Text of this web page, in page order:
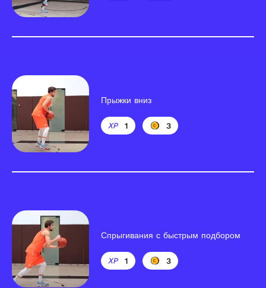
Прыжки вниз
1 3
Спрыгивания с быстрым подбором
1 3